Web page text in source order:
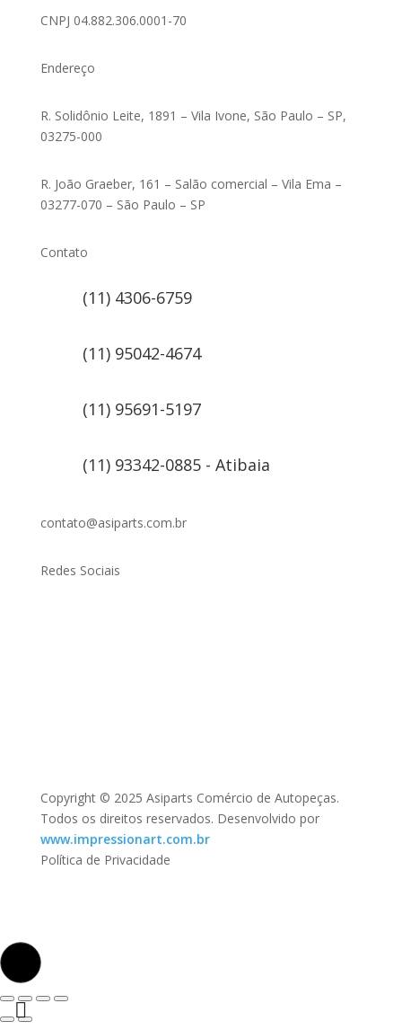
CNPJ 04.882.306.0001-70
Endereço
R. Solidônio Leite, 1891 – Vila Ivone, São Paulo – SP,
03275-000
R. João Graeber, 161 – Salão comercial – Vila Ema –
03277-070 – São Paulo – SP
Contato
(11) 4306-6759
(11) 95042-4674
(11) 95691-5197
(11) 93342-0885 - Atibaia
contato@asiparts.com.br
Redes Sociais
Copyright © 2025 Asiparts Comércio de Autopeças.
Todos os direitos reservados. Desenvolvido por
www.impressionart.com.br
Política de Privacidade